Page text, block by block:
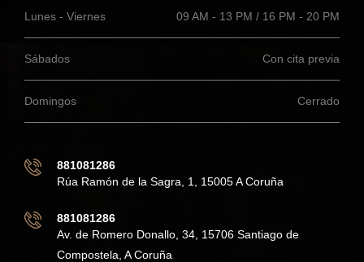
Lunes - Viernes 09 AM - 13 PM / 16 PM - 20 PM
Sábados Con cita previa
Domingos Cerrado
881081286
Rúa Ramón de la Sagra, 1, 15005 A Coruña
881081286
Av. de Romero Donallo, 34, 15706 Santiago de
Compostela, A Coruña